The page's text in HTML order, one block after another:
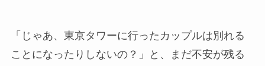
「じゃあ、東京タワーに行ったカップルは別れる
ことになったりしないの？」と、まだ不安が残る